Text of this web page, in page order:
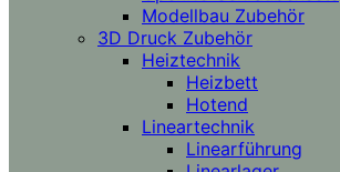
Modellbau Zubehör
3D Druck Zubehör
Heiztechnik
Heizbett
Hotend
Lineartechnik
Linearführung